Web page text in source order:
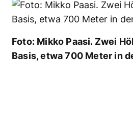
Foto: Mikko Paasi. Zwei
Basis, etwa 700 Meter in